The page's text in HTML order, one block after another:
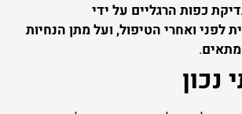
כפות הרגליים על ידי
לפני ואחרי הטיפול, ועל מתן הנחיות
מתאים.
נכון